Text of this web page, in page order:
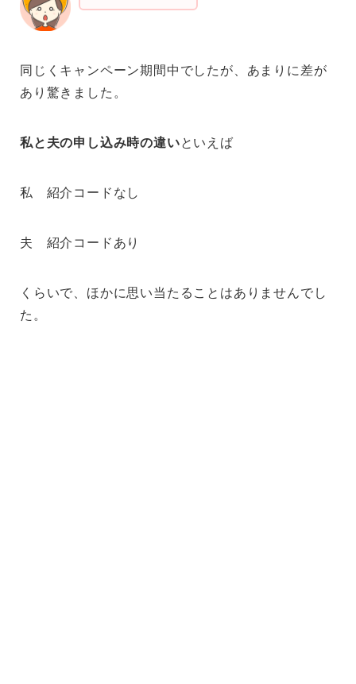
同じくキャンペーン期間中でしたが、あまりに差が
あり驚きました。
私と夫の申し込み時の違いといえば
私 紹介コードなし
夫 紹介コードあり
くらいで、ほかに思い当たることはありませんでし
た。